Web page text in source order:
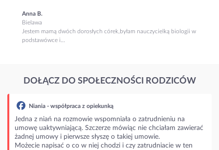
Anna B.
Bielawa
Jestem mamą dwóch dorosłych córek,byłam nauczycielką biologii w
podstawówce i...
DOŁĄCZ DO SPOŁECZNOŚCI RODZICÓW
Niania - współpraca z opiekunką
Jedna z niań na rozmowie wspomniała o zatrudnieniu na
umowę uaktywniającą. Szczerze mówiąc nie chciałam zawierać
żadnej umowy i pierwsze słyszę o takiej umowie.
Możecie napisać o co w niej chodzi i czy zatrudniacie w ten